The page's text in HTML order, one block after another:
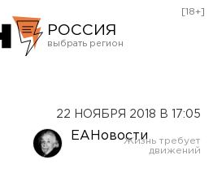
РОССИЯ
Оренбург
[18+]
22 НОЯБРЯ 2018 В 17:05
ЕАНовости